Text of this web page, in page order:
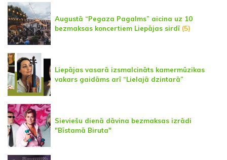
Augustā “Pegaza Pagalms” aicina uz 10
bezmaksas koncertiem Liepājas sirdī (5)
Liepājas vasarā izsmalcināts kamermūzikas
vakars gaidāms arī “Lielajā dzintarā”
Sieviešu dienā dāvina bezmaksas izrādi
"Bīstamā Biruta"